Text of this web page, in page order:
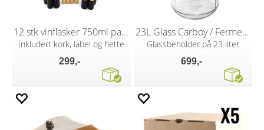
12 stk vinflasker 750ml pakke
Inkludert kork, label og hette
299,-
23L Glass Carboy / Fermenter
Glassbeholder på 23 liter
699,-